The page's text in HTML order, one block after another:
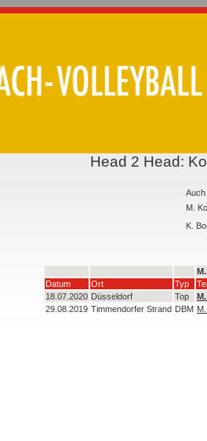
Head 2 Head:
Auch
M.
K.
Datum
Ort Typ
18.07.2020 Düsseldorf Top
29.08.2019 Timmendorfer Strand DBM